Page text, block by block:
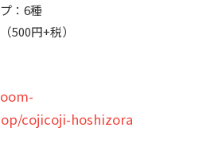
：6種
500円+税）
cojicoji-hoshizora